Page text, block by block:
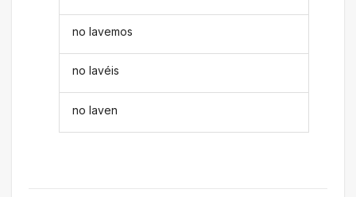
no lavemos
no lavéis
no laven